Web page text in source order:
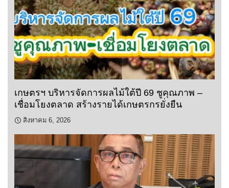
เกษตรฯ บริหารจัดการผลไม้ใต้ปี 69 ชูคุณภาพ –
เชื่อมโยงตลาด สร้างรายได้เกษตรกรยั่งยืน
สิงหาคม 6, 2026